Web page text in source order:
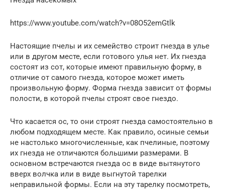
https://www.youtube.com/watch?v=08O52emGtlk
Настоящие пчелы и их семейство строит гнезда в улье
или в другом месте, если готового улья нет. Их гнезда
состоят из сот, которые имеют правильную форму, в
отличие от самого гнезда, которое может иметь
произвольную форму. Форма гнезда зависит от формы
полости, в которой пчелы строят свое гнездо.
Что касается ос, то они строят гнезда самостоятельно в
любом подходящем месте. Как правило, осиные семьи
не настолько многочисленные, как пчелиные, поэтому
их гнезда не отличаются большими размерами. В
основном встречаются гнезда ос в виде вытянутого
вверх волчка или в виде выгнутой тарелки
неправильной формы. Если на эту тарелку посмотреть,